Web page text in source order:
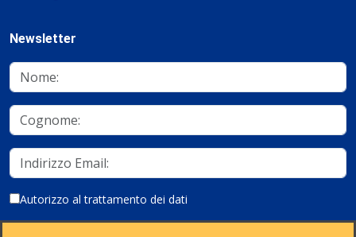
Newsletter
Autorizzo al trattamento dei dati